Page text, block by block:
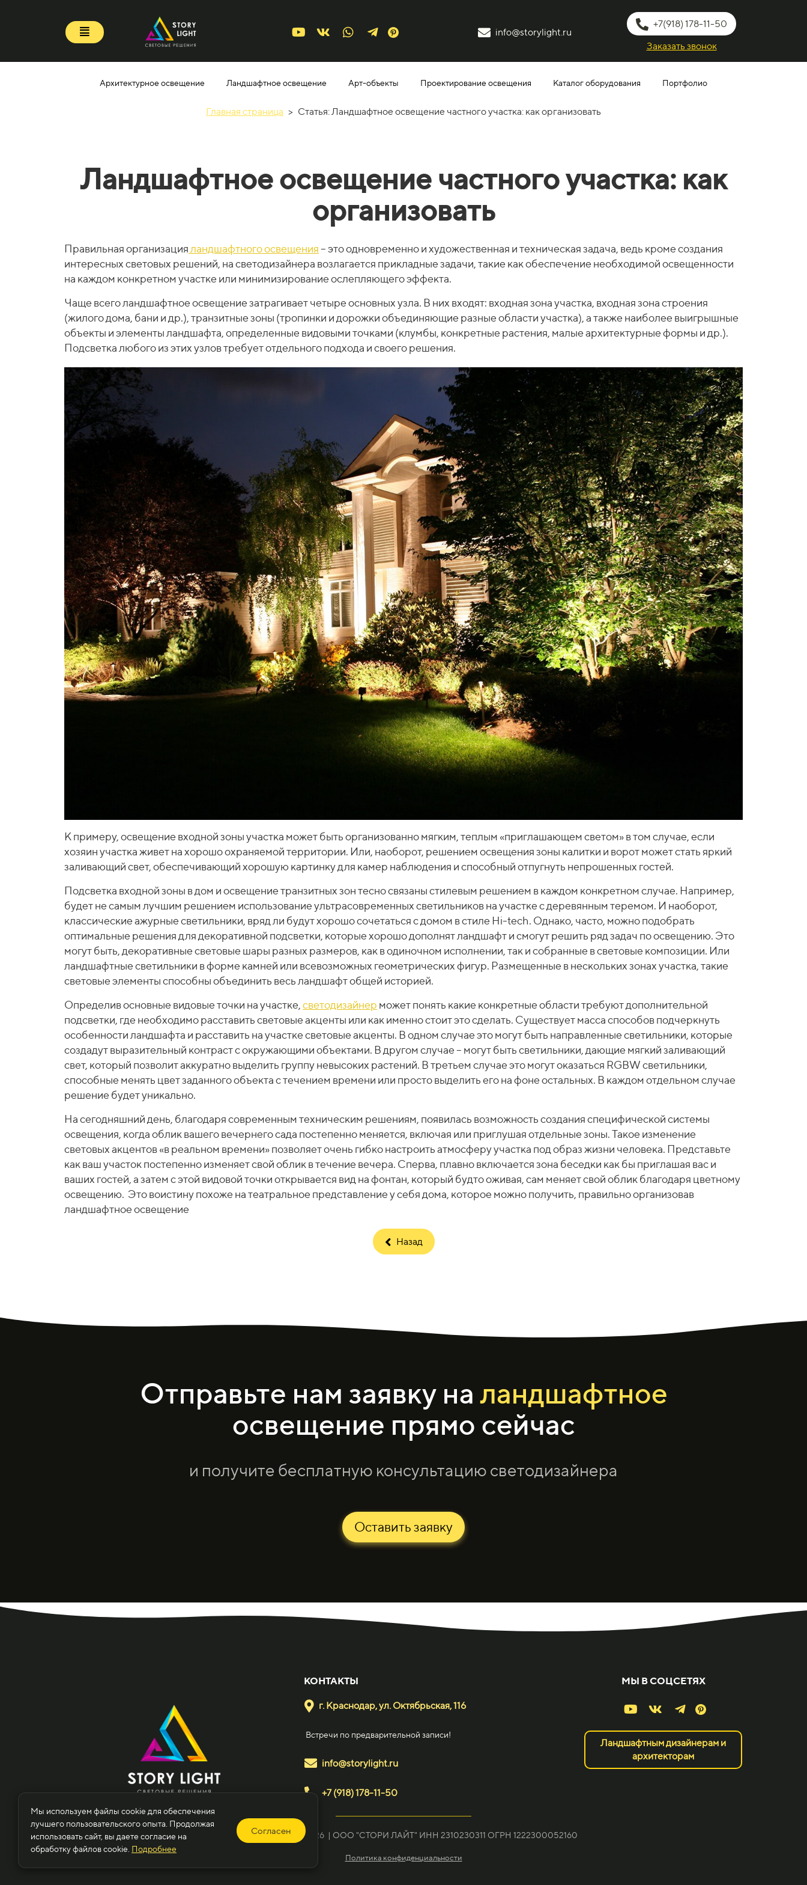
Мы используем файлы cookie для обеспечения
лучшего пользовательского опыта. Продолжая
использовать сайт, вы даете согласие на
обработку файлов cookie. Подробнее
Согласен
info@storylight.ru
+7(918) 178-11-50
Заказать звонок
Архитектурное освещение Ландшафтное освещение Арт-объекты Проектирование освещения Каталог оборудования Портфолио
Главная страница > Статья: Ландшафтное освещение частного участка: как организовать
Ландшафтное освещение частного участка: как
организовать
Правильная организация ландшафтного освещения– это одновременно и художественная и техническая задача, ведь кроме создания
интересных световых решений, на светодизайнера возлагается прикладные задачи, такие как обеспечение необходимой освещенности
на каждом конкретном участке или минимизирование ослепляющего эффекта.
Чаще всего ландшафтное освещение затрагивает четыре основных узла. В них входят: входная зона участка, входная зона строения
(жилого дома, бани и др.), транзитные зоны (тропинки и дорожки объединяющие разные области участка), а также наиболее выигрышные
объекты и элементы ландшафта, определенные видовыми точками (клумбы, конкретные растения, малые архитектурные формы и др.).
Подсветка любого из этих узлов требует отдельного подхода и своего решения.
К примеру, освещение входной зоны участка может быть организованно мягким, теплым «приглашающем светом» в том случае, если
хозяин участка живет на хорошо охраняемой территории. Или, наоборот, решением освещения зоны калитки и ворот может стать яркий
заливающий свет, обеспечивающий хорошую картинку для камер наблюдения и способный отпугнуть непрошенных гостей.
Подсветка входной зоны в дом и освещение транзитных зон тесно связаны стилевым решением в каждом конкретном случае. Например,
будет не самым лучшим решением использование ультрасовременных светильников на участке с деревянным теремом. И наоборот,
классические ажурные светильники, вряд ли будут хорошо сочетаться с домом в стиле Hi-tech. Однако, часто, можно подобрать
оптимальные решения для декоративной подсветки, которые хорошо дополнят ландшафт и смогут решить ряд задач по освещению. Это
могут быть, декоративные световые шары разных размеров, как в одиночном исполнении, так и собранные в световые композиции. Или
ландшафтные светильники в форме камней или всевозможных геометрических фигур. Размещенные в нескольких зонах участка, такие
световые элементы способны объединить весь ландшафт общей историей.
Определив основные видовые точки на участке,светодизайнер может понять какие конкретные области требуют дополнительной
подсветки, где необходимо расставить световые акценты или как именно стоит это сделать. Существует масса способов подчеркнуть
особенности ландшафта и расставить на участке световые акценты. В одном случае это могут быть направленные светильники, которые
создадут выразительный контраст с окружающими объектами. В другом случае – могут быть светильники, дающие мягкий заливающий
свет, который позволит аккуратно выделить группу невысоких растений. В третьем случае это могут оказаться RGBW светильники,
способные менять цвет заданного объекта с течением времени или просто выделить его на фоне остальных. В каждом отдельном случае
решение будет уникально.
На сегодняшний день, благодаря современным техническим решениям, появилась возможность создания специфической системы
освещения, когда облик вашего вечернего сада постепенно меняется, включая или приглушая отдельные зоны. Такое изменение
световых акцентов «в реальном времени» позволяет очень гибко настроить атмосферу участка под образ жизни человека. Представьте
как ваш участок постепенно изменяет свой облик в течение вечера. Сперва, плавно включается зона беседки как бы приглашая вас и
ваших гостей, а затем с этой видовой точки открывается вид на фонтан, который будто оживая, сам меняет свой облик благодаря цветному
освещению. Это воистину похоже на театральное представление у себя дома, которое можно получить, правильно организовав
ландшафтное освещение
Назад
Отправьте нам заявку наландшафтное
освещение прямо сейчас
и получите бесплатную консультацию светодизайнера
Оставить заявку
КОНТАКТЫ
г. Краснодар, ул. Октябрьская, 116
Встречи по предварительной записи!
info@storylight.ru
+7 (918) 178-11-50
МЫ В СОЦСЕТЯХ
Ландшафтным дизайнерам и
архитекторам
© StoryLight, 2019-2026 | OOO "СТОРИ ЛАЙТ" ИНН 2310230311 ОГРН 1222300052160
Политика конфиденциальности